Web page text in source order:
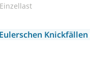
Eulerschen Knickfällen